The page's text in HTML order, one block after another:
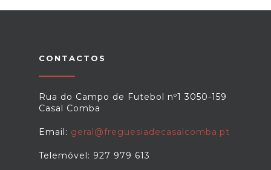
CONTACTOS
Rua do Campo de Futebol nº1 3050-159
Casal Comba
Email: geral@freguesiadecasalcomba.pt
Telemóvel: 927 979 613